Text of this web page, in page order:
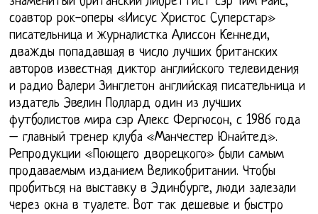
соавтор рок-оперы «Иисус Христос Суперстар»
писательница и журналистка Алиссон Кеннеди,
дважды попадавшая в число лучших британских
авторов известная диктор английского телевидения
и радио Валери Зинглетон английская писательница и
издатель Эвелин Поллард один из лучших
футболистов мира сэр Алекс Фергюсон, с 1986 года
– главный тренер клуба «Манчестер Юнайтед».
Репродукции «Поющего дворецкого» были самым
продаваемым изданием Великобритании. Чтобы
пробиться на выставку в Эдинбурге, люди залезали
через окна в туалете. Вот так дешевые и быстро